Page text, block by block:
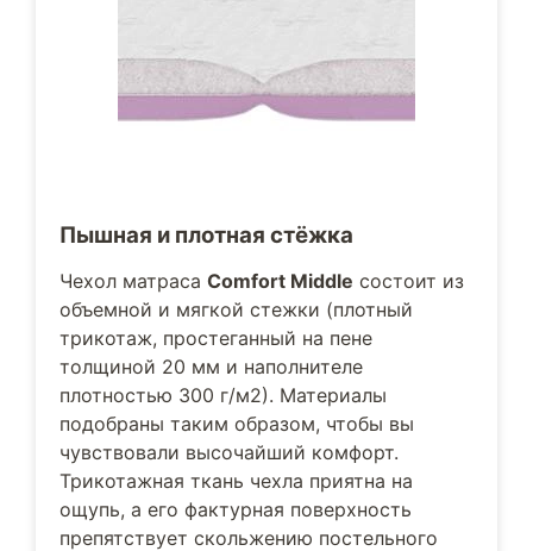
Пышная и плотная стёжка
Чехол матраса Comfort Middle состоит из
объемной и мягкой стежки (плотный
трикотаж, простеганный на пене
толщиной 20 мм и наполнителе
плотностью 300 г/м2). Материалы
подобраны таким образом, чтобы вы
чувствовали высочайший комфорт.
Трикотажная ткань чехла приятна на
ощупь, а его фактурная поверхность
препятствует скольжению постельного